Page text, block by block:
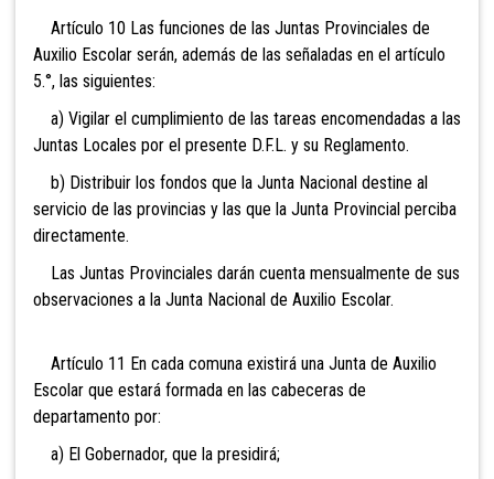
Artículo 10 Las funciones de las Juntas Provinciales de
Auxilio Escolar serán, además de las señaladas en el artículo
5.°, las siguientes:
a) Vigilar el cumplimiento de las tareas encomendadas a las
Juntas Locales por el presente D.F.L. y su Reglamento.
b) Distribuir los fondos que la Junta Nacional destine al
servicio de las provincias y las que la Junta Provincial perciba
directamente.
Las Juntas Provinciales darán cuenta mensualmente de sus
observaciones a la Junta Nacional de Auxilio Escolar.
Artículo 11 En cada comuna existirá una Junta de Auxilio
Escolar que estará formada en las cabeceras de
departamento por:
a) El Gobernador, que la presidirá;